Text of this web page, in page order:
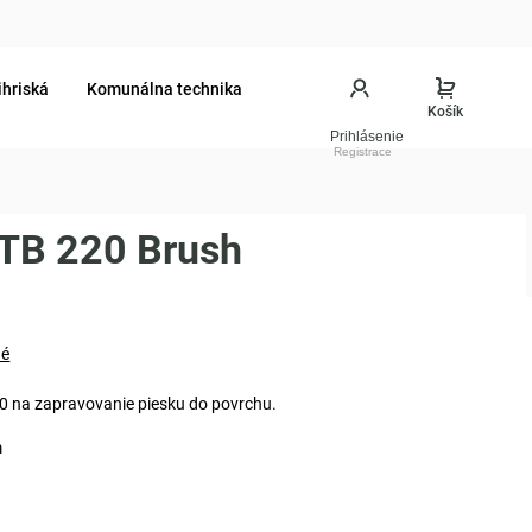
Prihlásenie
Komunálna technika
220 Brush
na zapravovanie piesku do povrchu.